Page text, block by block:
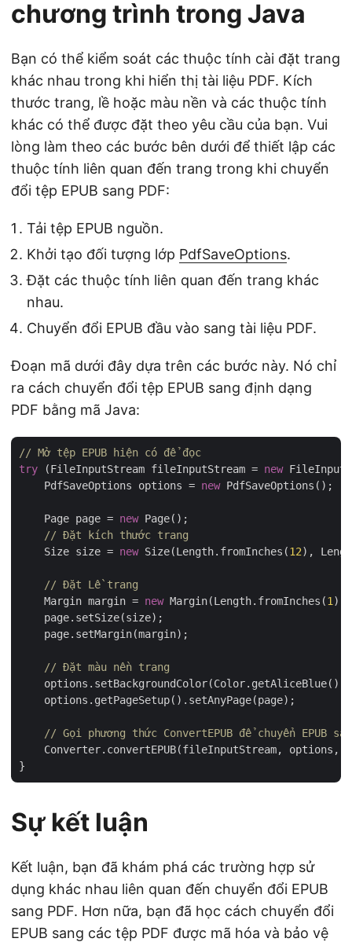
chương trình trong Java
Bạn có thể kiểm soát các thuộc tính cài đặt trang
khác nhau trong khi hiển thị tài liệu PDF. Kích
thước trang, lề hoặc màu nền và các thuộc tính
khác có thể được đặt theo yêu cầu của bạn. Vui
lòng làm theo các bước bên dưới để thiết lập các
thuộc tính liên quan đến trang trong khi chuyển
đổi tệp EPUB sang PDF:
Tải tệp EPUB nguồn.
Khởi tạo đối tượng lớp PdfSaveOptions.
Đặt các thuộc tính liên quan đến trang khác
nhau.
Chuyển đổi EPUB đầu vào sang tài liệu PDF.
Đoạn mã dưới đây dựa trên các bước này. Nó chỉ
ra cách chuyển đổi tệp EPUB sang định dạng
PDF bằng mã Java:
// Mở tệp EPUB hiện có để đọc
try (FileInputStream fileInputStream = new
    PdfSaveOptions options =
new PdfSaveOptions();
    Page page =
new Page();
// Đặt kích thước trang
    Size size =
new Size(Length.fromInches(12),
// Đặt Lề trang
    Margin margin =
new Margin(Length.fromInches(1 ),
    page.setSize(size);
    page.setMargin(margin);
// Đặt màu nền trang
    options.getPageSetup().setAnyPage(page);
// Gọi phương thức ConvertEPUB để chuyển EPUB
Converter.convertEPUB(fileInputStream, options,
Sự kết luận
Kết luận, bạn đã khám phá các trường hợp sử
dụng khác nhau liên quan đến chuyển đổi EPUB
sang PDF. Hơn nữa, bạn đã học cách chuyển đổi
EPUB sang các tệp PDF được mã hóa và bảo vệ